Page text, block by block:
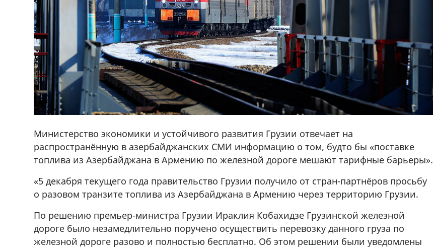
Министерство экономики и устойчивого развития Грузии отвечает на
распространённую в азербайджанских СМИ информацию о том, будто бы «поставке
топлива из Азербайджана в Армению по железной дороге мешают тарифные барьеры».
«5 декабря текущего года правительство Грузии получило от стран-партнёров просьбу
о разовом транзите топлива из Азербайджана в Армению через территорию Грузии.
По решению премьер-министра Грузии Ираклия Кобахидзе Грузинской железной
дороге было незамедлительно поручено осуществить перевозку данного груза по
железной дороге разово и полностью бесплатно. Об этом решении были уведомлены
30 57
Продается соль оптом и в розницу в